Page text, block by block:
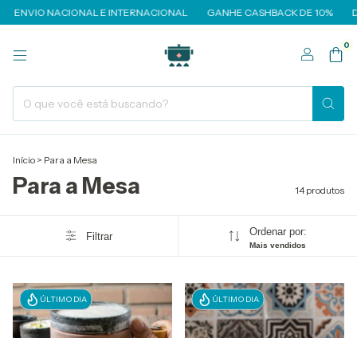
NACIONAL E INTERNACIONAL GANHE CASHBACK DE 10%
0
Início > Para a Mesa
Para a Mesa 14 produtos
Filtrar Ordenar por:
Mais vendidos
ÚLTIMO DIA ÚLTIMO DIA